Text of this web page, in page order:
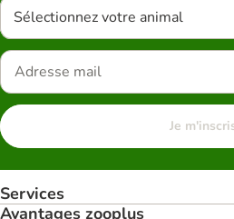
Sélectionnez votre animal
Je
Services
Avantages zooplus